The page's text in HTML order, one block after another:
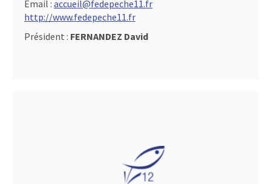
Email : accueil@fedepeche11.fr
http://www.fedepeche11.fr
Président : FERNANDEZ David